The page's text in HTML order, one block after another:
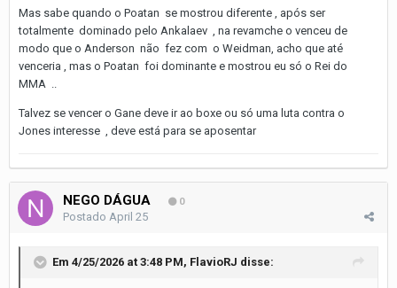
Mas sabe quando o Poatan se mostrou diferente , após ser
totalmente dominado pelo Ankalaev , na revamche o venceu de
modo que o Anderson não fez com o Weidman, acho que até
venceria , mas o Poatan foi dominante e mostrou eu só o Rei do
MMA ..
Talvez se vencer o Gane deve ir ao boxe ou só uma luta contra o
Jones interesse , deve está para se aposentar
NEGO DÁGUA 0
Postado April 25
Em 4/25/2026 at 3:48 PM, FlavioRJ disse: